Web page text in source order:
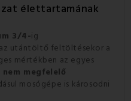
élettartamának
3/4-ig
utántöltő feltöltésekor a
mértékben az egyes
nem megfelelő
mosógépe is károsodni